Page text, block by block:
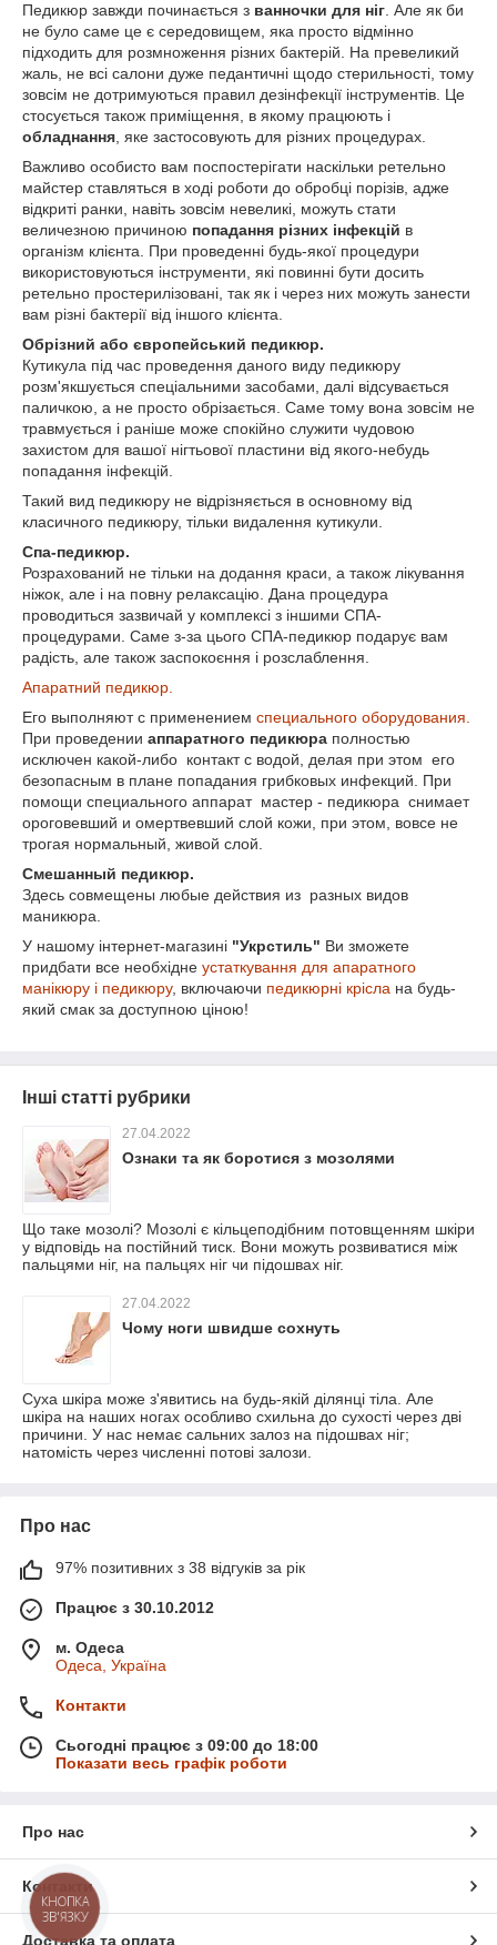
Педикюр завжди починається з ванночки для ніг . Але як би
не було саме це є середовищем, яка просто відмінно
підходить для розмноження різних бактерій. На превеликий
жаль, не всі салони дуже педантичні щодо стерильності, тому
зовсім не дотримуються правил дезінфекції інструментів. Це
стосується також приміщення, в якому працюють і
обладнання , яке застосовують для різних процедурах.
Важливо особисто вам поспостерігати наскільки ретельно
майстер ставляться в ході роботи до обробці порізів, адже
відкриті ранки, навіть зовсім невеликі, можуть стати
величезною причиною попадання різних інфекцій в
організм клієнта. При проведенні будь-якої процедури
використовуються інструменти, які повинні бути досить
ретельно простерилізовані, так як і через них можуть занести
вам різні бактерії від іншого клієнта.
Обрізний або європейський педикюр.
Кутикула під час проведення даного виду педикюру
розм'якшується спеціальними засобами, далі відсувається
паличкою, а не просто обрізається. Саме тому вона зовсім не
травмується і раніше може спокійно служити чудовою
захистом для вашої нігтьової пластини від якого-небудь
попадання інфекцій.
Такий вид педикюру не відрізняється в основному від
класичного педикюру, тільки видалення кутикули.
Спа-педикюр.
Розрахований не тільки на додання краси, а також лікування
ніжок, але і на повну релаксацію. Дана процедура
проводиться зазвичай у комплексі з іншими СПА-
процедурами. Саме з-за цього СПА-педикюр подарує вам
радість, але також заспокоєння і розслаблення.
Апаратний педикюр.
Его выполняют с применением специального оборудования.
При проведении аппаратного педикюра полностью
исключен какой-либо контакт с водой, делая при этом его
безопасным в плане попадания грибковых инфекций. При
помощи специального аппарат мастер - педикюра снимает
ороговевший и омертвевший слой кожи, при этом, вовсе не
трогая нормальный, живой слой.
Смешанный педикюр.
Здесь совмещены любые действия из разных видов
маникюра.
У нашому інтернет-магазині "Укрстиль" Ви зможете
придбати все необхідне устаткування для апаратного
манікюру і педикюру, включаючи педикюрні крісла на будь-
який смак за доступною ціною!
Інші статті рубрики
27.04.2022
Ознаки та як боротися з мозолями
Що таке мозолі? Мозолі є кільцеподібним потовщенням шкіри
у відповідь на постійний тиск. Вони можуть розвиватися між
пальцями ніг, на пальцях ніг чи підошвах ніг.
27.04.2022
Чому ноги швидше сохнуть
Суха шкіра може з'явитись на будь-якій ділянці тіла. Але
шкіра на наших ногах особливо схильна до сухості через дві
причини. У нас немає сальних залоз на підошвах ніг;
натомість через численні потові залози.
Про нас
97% позитивних з 38 відгуків за рік
Працює з 30.10.2012
м. Одеса
Одеса, Україна
Контакти
Сьогодні працює з 09:00 до 18:00
Показати весь графік роботи
Про нас
Контакти
Доставка та оплата
КНОПКА
ЗВ'ЯЗКУ